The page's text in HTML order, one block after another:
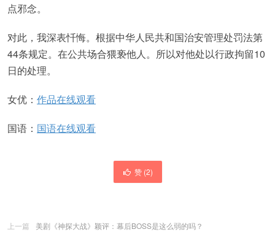
点邪念。
对此，我深表忏悔。根据中华人民共和国治安管理处罚法第
44条规定。在公共场合猥亵他人。所以对他处以行政拘留10
日的处理。
女优： 作品在线观看
国语： 国语在线观看
赞 (2)
上一篇
美剧《神探大战》颖评：幕后BOSS是这么弱的吗？